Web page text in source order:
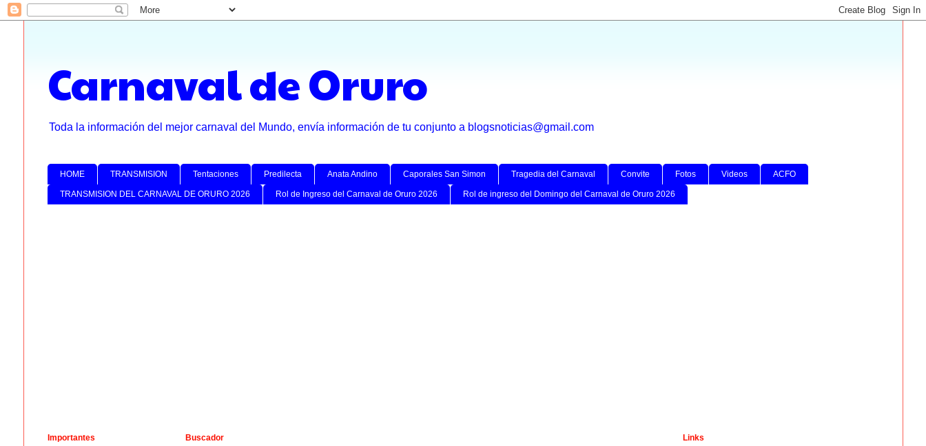
Carnaval de Oruro
Toda la información del mejor carnaval del Mundo, envía información de tu conjunto a blogsnoticias@gmail.com
HOME TRANSMISION Tentaciones Predilecta Anata Andino Caporales San Simon Tragedia del Carnaval Convite Fotos Videos ACFO
TRANSMISION DEL CARNAVAL DE ORURO 2026 Rol de Ingreso del Carnaval de Oruro 2026 Rol de ingreso del Domingo del Carnaval de Oruro 2026
Buscador
Importantes Links